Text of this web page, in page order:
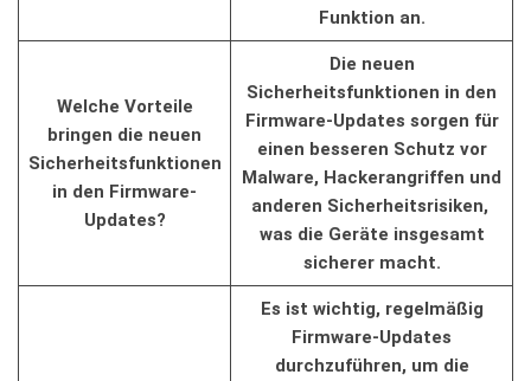
Funktion​ an.
Welche Vorteile
‍bringen​ die ‌neuen
Sicherheitsfunktionen
in ​den ‍Firmware-
Updates?
Die neuen
⁣Sicherheitsfunktionen in ⁣den
⁢Firmware-Updates sorgen für⁣
einen besseren Schutz vor
Malware, Hackerangriffen und
‍anderen Sicherheitsrisiken, ​
was die Geräte insgesamt
sicherer ‌macht.
Es ‌ist wichtig, regelmäßig
⁣Firmware-Updates
durchzuführen, um die